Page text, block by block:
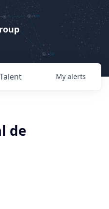
Talent My alerts
de